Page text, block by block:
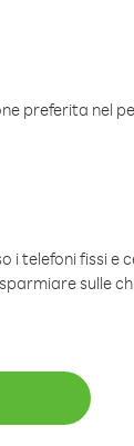
preferita nel
telefoni fissi e
sulle